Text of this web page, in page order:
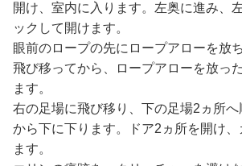
開け、室内に入ります。左奥に進み、
ックして開けます。
眼前のロープの先にロープアローを放
飛び移ってから、ロープアローを放っ
ます。
右の足場に飛び移り、下の足場2ヵ所
から下に下ります。ドア2ヵ所を開け
ます。